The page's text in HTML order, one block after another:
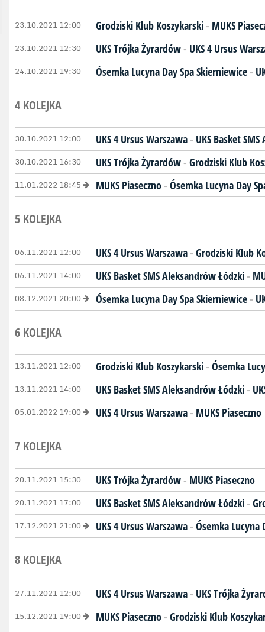
23.10.2021 12:00 Grodziski Klub Koszykarski- MUKS
23.10.2021 12:30 UKS Trójka Żyrardów- UKS 4 Ursus
24.10.2021 19:30 Ósemka Lucyna Day Spa Skierniewice-
4 KOLEJKA
30.10.2021 12:00 UKS 4 Ursus Warszawa- UKS Basket
30.10.2021 16:30 UKS Trójka Żyrardów- Grodziski Klub
11.01.2022 18:45 MUKS Piaseczno- Ósemka Lucyna Day
5 KOLEJKA
06.11.2021 12:00 UKS 4 Ursus Warszawa- Grodziski Klub
06.11.2021 14:00 UKS Basket SMS Aleksandrów Łódzki-
08.12.2021 20:00 Ósemka Lucyna Day Spa Skierniewice-
6 KOLEJKA
13.11.2021 12:00 Grodziski Klub Koszykarski- Ósemka
13.11.2021 14:00 UKS Basket SMS Aleksandrów Łódzki-
05.01.2022 19:00 UKS 4 Ursus Warszawa- MUKS Piaseczno
7 KOLEJKA
20.11.2021 15:30 UKS Trójka Żyrardów- MUKS Piaseczno
20.11.2021 17:00 UKS Basket SMS Aleksandrów Łódzki-
17.12.2021 21:00 UKS 4 Ursus Warszawa- Ósemka Lucyna
8 KOLEJKA
27.11.2021 12:00 UKS 4 Ursus Warszawa- UKS Trójka
15.12.2021 19:00 MUKS Piaseczno- Grodziski Klub